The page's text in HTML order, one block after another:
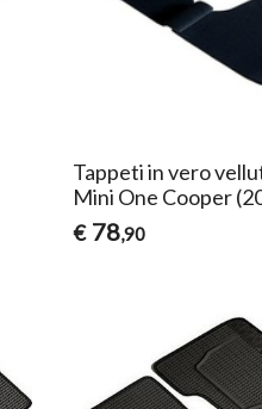
Tappeti in vero
Mini One Cooper
€ 78,90